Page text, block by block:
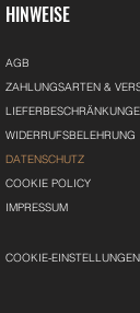
HINWEISE
AGB
ZAHLUNGSARTEN &
WIDERRUFSBELEHRUNG
DATENSCHUTZ
COOKIE POLICY
IMPRESSUM
COOKIE-